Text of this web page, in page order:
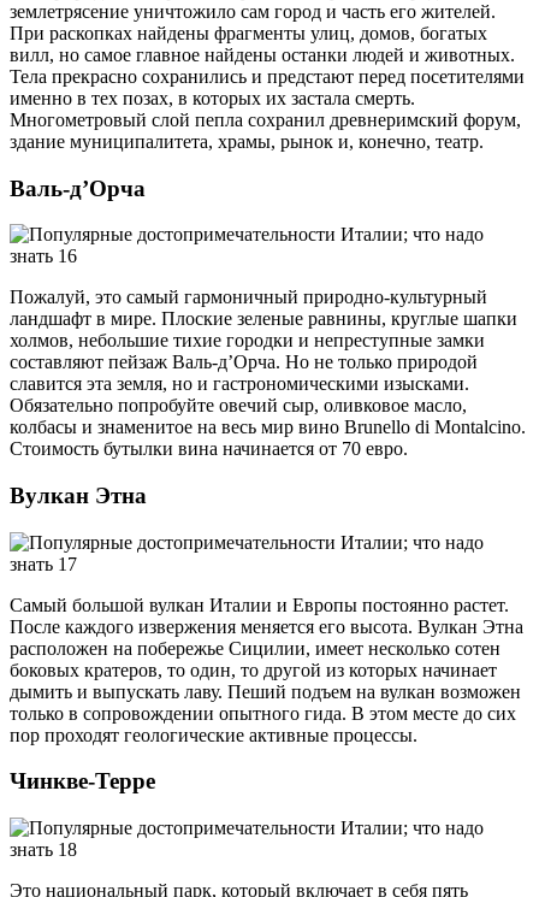
землетрясение уничтожило сам город и часть его жителей.
При раскопках найдены фрагменты улиц, домов, богатых
вилл, но самое главное найдены останки людей и животных.
Тела прекрасно сохранились и предстают перед посетителями
именно в тех позах, в которых их застала смерть.
Многометровый слой пепла сохранил древнеримский форум,
здание муниципалитета, храмы, рынок и, конечно, театр.
Валь-д’Орча
Пожалуй, это самый гармоничный природно-культурный
ландшафт в мире. Плоские зеленые равнины, круглые шапки
холмов, небольшие тихие городки и непреступные замки
составляют пейзаж Валь-д’Орча. Но не только природой
славится эта земля, но и гастрономическими изысками.
Обязательно попробуйте овечий сыр, оливковое масло,
колбасы и знаменитое на весь мир вино Brunello di Montalcino.
Стоимость бутылки вина начинается от 70 евро.
Вулкан Этна
Самый большой вулкан Италии и Европы постоянно растет.
После каждого извержения меняется его высота. Вулкан Этна
расположен на побережье Сицилии, имеет несколько сотен
боковых кратеров, то один, то другой из которых начинает
дымить и выпускать лаву. Пеший подъем на вулкан возможен
только в сопровождении опытного гида. В этом месте до сих
пор проходят геологические активные процессы.
Чинкве-Терре
Это национальный парк, который включает в себя пять